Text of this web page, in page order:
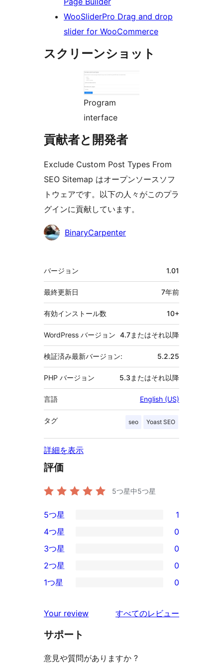
WooSliderPro Drag and drop
slider for WooCommerce
スクリーンショット
Program
interface
貢献者と開発者
Exclude Custom Post Types From
SEO Sitemap はオープンソースソフ
トウェアです。以下の人々がこのプラ
グインに貢献しています。
貢
BinaryCarpenter
メ
タ
バージョン 1.01
最終更新日 7年前
有効インストール数 10+
WordPress バージョン 4.7またはそれ以降
検証済み最新バージョン: 5.2.25
PHP バージョン 5.3またはそれ以降
言語 English (US)
タグ seo Yoast SEO
詳細を表示
評価
5つ星中5つ星
1
5-
星
レ
ビ
ー
5つ星 1
4-
星
レ
ュ
ー
4つ星 0
0
3-
星
ビ
ュ
3つ星 0
2-
レ
ビ
ー
2つ星 0
星
レ
ュ
1つ星 0
Your review すべてのレビュー
サポート
意見や質問がありますか ?